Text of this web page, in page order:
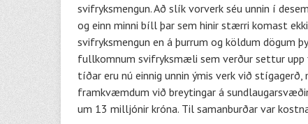
svifryksmengun. Að slík vorverk séu unnin í
og einn minni bíll þar sem hinir stærri komast
svifryksmengun en á þurrum og köldum dögum
fullkomnum svifryksmæli sem verður settur upp
tíðar eru nú einnig unnin ýmis verk við
framkvæmdum við breytingar á
um 13 milljónir króna. Til samanburðar var